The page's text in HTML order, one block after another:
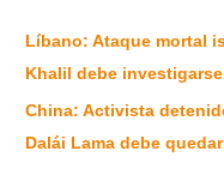
Líbano: Ataque mortal
Khalil debe
China: Activista
Dalái Lama debe